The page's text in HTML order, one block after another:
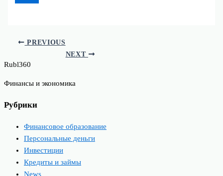
PREVIOUS
NEXT
Rubl360
Финансы и экономика
Рубрики
Финансовое образование
Персональные деньги
Инвестиции
Кредиты и займы
News